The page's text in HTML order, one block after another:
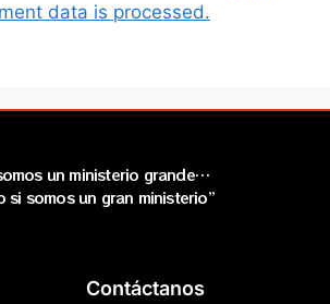
data is processed.
un ministerio grande…
si somos un gran ministerio”
Contáctanos